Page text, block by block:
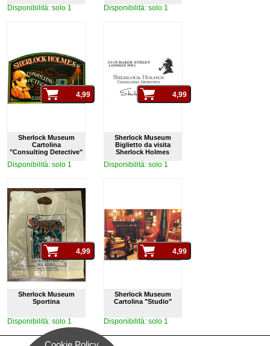
Disponibilità: solo 1 Disponibilità: solo 1
Sherlock Museum
Cartolina
"Consulting Detective"
Disponibilità: solo 1
Sherlock Museum
Biglietto da visita
Sherlock Holmes
Disponibilità: solo 1
Sherlock Museum
Sportina
Disponibilità: solo 1
Sherlock Museum
Cartolina "Studio"
Disponibilità: solo 1